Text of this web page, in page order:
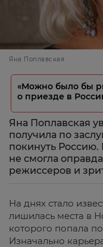
Яна Поплавская
«Можно было бы
о приезде в
Яна Поплавская
получила по
покинуть
не смогла
режиссеров и
На днях стало
лишилась места в
которого попала
Изначально